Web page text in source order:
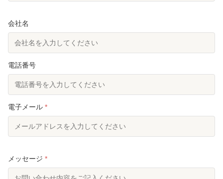
会社名
電話番号
電子メール *
メッセージ *